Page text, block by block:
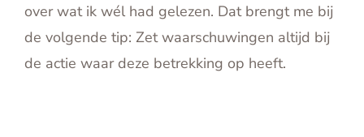
over wat ik wél had gelezen. Dat brengt me bij
de volgende tip: Zet waarschuwingen altijd bij
de actie waar deze betrekking op heeft.